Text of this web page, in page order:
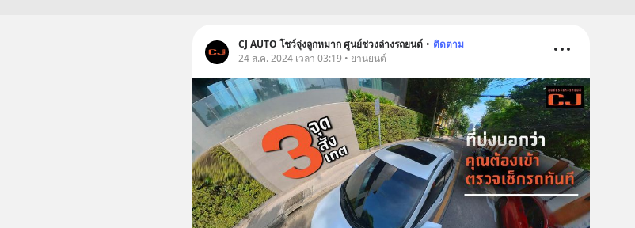
CJ AUTO โชว์จุ่งลูกหมาก ศูนย์ช่วงล่างรถยนต์ • ติดตาม
24 ส.ค. 2024 เวลา 03:19 • ยานยนต์